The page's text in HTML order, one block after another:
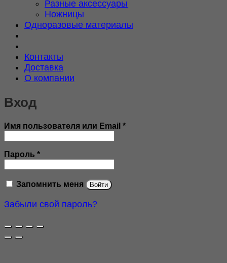
Разные аксессуары
Ножницы
Одноразовые материалы
Контакты
Доставка
О компании
Вход
Имя пользователя или Email *Обязательно
Пароль *Обязательно
Запомнить меня Войти
Забыли свой пароль?